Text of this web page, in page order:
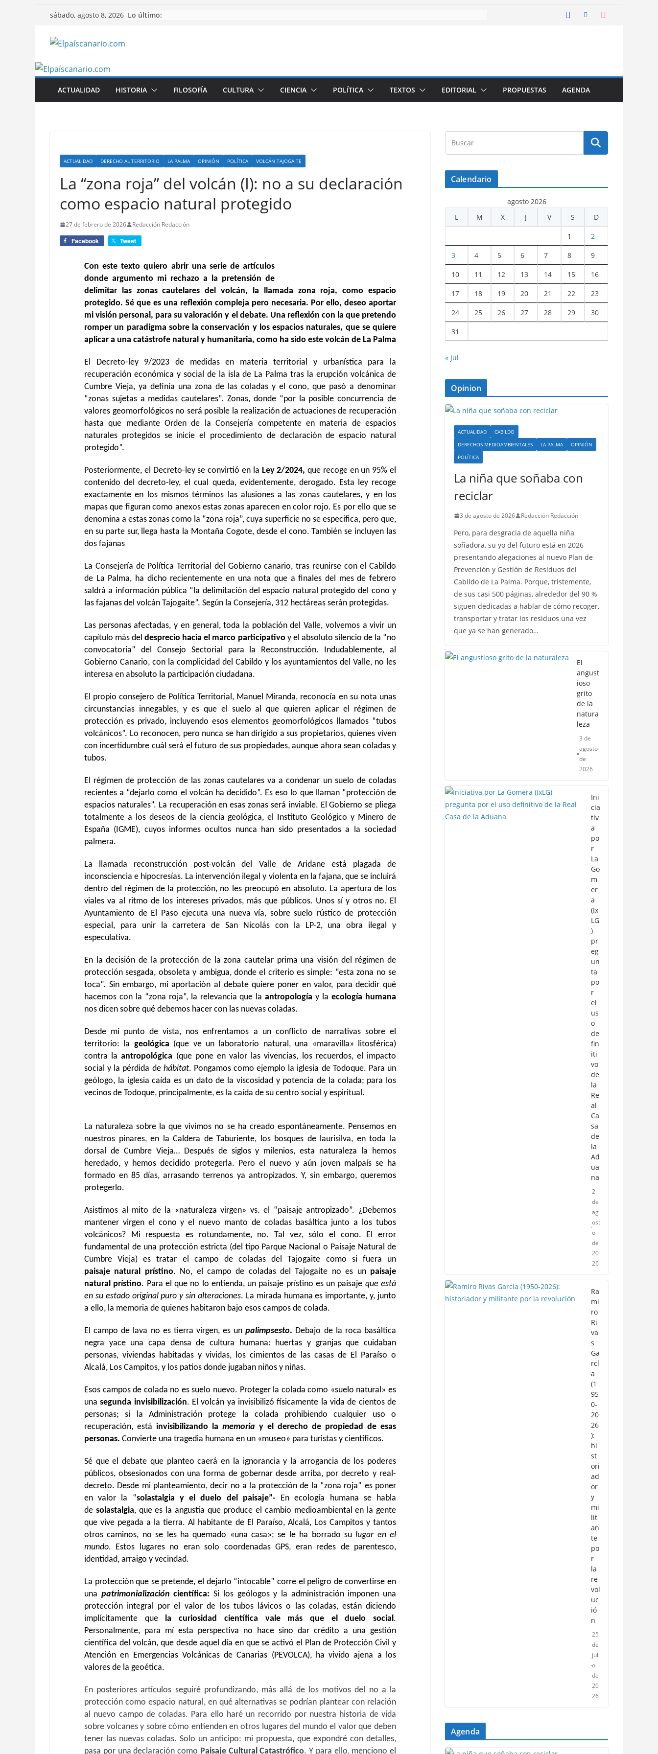
Saltar
contenido
sábado, agosto 8, 2026 Lo último:
ACTUALIDAD HISTORIA FILOSOFÍA CULTURA CIENCIA POLÍTICA TEXTOS EDITORIAL PROPUESTAS AGENDA
ACTUALIDAD DERECHO AL TERRITORIO LA PALMA OPINIÓN POLÍTICA VOLCÁN TAJOGAITE
La “zona roja” del volcán (I): no a su declaración
como espacio natural protegido
27 de febrero de 2026 Redacción Redacción
Facebook Tweet
Con este texto quiero abrir una serie de artículos
donde argumento mi rechazo a la pretensión de
delimitar las zonas cautelares del volcán, la llamada zona roja, como espacio
protegido. Sé que es una reflexión compleja pero necesaria. Por ello, deseo aportar
mi visión personal, para su valoración y el debate. Una reflexión con la que pretendo
romper un paradigma sobre la conservación y los espacios naturales, que se quiere
aplicar a una catástrofe natural y humanitaria, como ha sido este volcán de La Palma
El Decreto-ley 9/2023
de medidas en materia territorial y urbanística para la
recuperación económica y social de la isla de La Palma tras la erupción volcánica de
Cumbre Vieja, ya definía una zona de las coladas y el cono, que pasó a denominar
“zonas sujetas a medidas cautelares”. Zonas, donde “por la posible concurrencia de
valores geomorfológicos no será posible la realización de actuaciones de recuperación
hasta que mediante Orden de la Consejería competente en materia de espacios
naturales protegidos se inicie el procedimiento de declaración de espacio natural
protegido”.
Posteriormente, el Decreto-ley se convirtió en la Ley 2/2024,que recoge en un 95% el
contenido del decreto-ley, el cual queda, evidentemente, derogado. Esta ley recoge
exactamente en los mismos términos las alusiones a las zonas cautelares, y en los
mapas que figuran como anexos estas zonas aparecen en color rojo. Es por ello que se
denomina a estas zonas como la “zona roja”, cuya superficie no se especifica, pero que,
en su parte sur, llega hasta la Montaña Cogote, desde el cono. También se incluyen las
dos fajanas
La Consejería de Política Territorial del Gobierno canario, tras reunirse con el Cabildo
de La Palma, ha dicho recientemente en una nota que a finales del mes de febrero
saldrá a información pública “la delimitación del espacio natural protegido del cono y
las fajanas del volcán Tajogaite”. Según la Consejería, 312 hectáreas serán protegidas.
Las personas afectadas, y en general, toda la población del Valle, volvemos a vivir un
capítulo más deldesprecio hacia el marco participativoy el absoluto silencio de la “no
convocatoria” del Consejo Sectorial para la Reconstrucción. Indudablemente, al
Gobierno Canario, con la complicidad del Cabildo y los ayuntamientos del Valle, no les
interesa en absoluto la participación ciudadana.
El propio consejero de Política Territorial, Manuel Miranda, reconocía en su nota unas
circunstancias innegables, y es que el suelo al que quieren aplicar el régimen de
protección es privado, incluyendo esos elementos geomorfológicos llamados “tubos
volcánicos”. Lo reconocen, pero nunca se han dirigido a sus propietarios, quienes viven
con incertidumbre cuál será el futuro de sus propiedades, aunque ahora sean coladas y
tubos.
El régimen de protección de las zonas cautelares va a condenar un suelo de coladas
recientes a “dejarlo como el volcán ha decidido”. Es eso lo que llaman “protección de
espacios naturales”. La recuperación en esas zonas será inviable. El Gobierno se pliega
totalmente a los deseos de la ciencia geológica, el Instituto Geológico y Minero de
España (IGME), cuyos informes ocultos nunca han sido presentados a la sociedad
palmera.
La llamada reconstrucción post-volcán del Valle de Aridane está plagada de
inconsciencia e hipocresías. La intervención ilegal y violenta en la fajana, que se incluirá
dentro del régimen de la protección, no les preocupó en absoluto. La apertura de los
viales va al ritmo de los intereses privados, más que públicos. Unos sí y otros no. El
Ayuntamiento de El Paso ejecuta una nueva vía, sobre suelo rústico de protección
especial, para unir la carretera de San Nicolás con la LP-2, una obra ilegal y
especulativa.
En la decisión de la protección de la zona cautelar prima una visión del régimen de
protección sesgada, obsoleta y ambigua, donde el criterio es simple: “esta zona no se
toca”. Sin embargo, mi aportación al debate quiere poner en valor, para decidir qué
hacemos con la “zona roja”, la relevancia que laantropología y laecología humana
nos dicen sobre qué debemos hacer con las nuevas coladas.
Desde mi punto de vista, nos enfrentamos a un conflicto de narrativas sobre el
territorio: la geológica (que ve un laboratorio natural, una «maravilla» litosférica)
contra laantropológica (que pone en valor las vivencias, los recuerdos, el impacto
social y la pérdida de hábitat. Pongamos como ejemplo la iglesia de Todoque. Para un
geólogo, la iglesia caída es un dato de la viscosidad y potencia de la colada; para los
vecinos de Todoque, principalmente, es la caída de su centro social y espiritual.
La naturaleza sobre la que vivimos no se ha creado espontáneamente. Pensemos en
nuestros pinares, en la Caldera de Taburiente, los bosques de laurisilva, en toda la
dorsal de Cumbre Vieja… Después de siglos y milenios, esta naturaleza la hemos
heredado, y hemos decidido protegerla. Pero el nuevo y aún joven malpaís se ha
formado en 85 días, arrasando terrenos ya antropizados. Y, sin embargo, queremos
protegerlo.
Asistimos al mito de la «naturaleza virgen» vs. el “paisaje antropizado”. ¿Debemos
mantener virgen el cono y el nuevo manto de coladas basáltica junto a los tubos
volcánicos? Mi respuesta es rotundamente, no. Tal vez, sólo el cono. El error
fundamental de una protección estricta (del tipo Parque Nacional o Paisaje Natural de
Cumbre Vieja) es tratar el campo de coladas del Tajogaite como si fuera un
paisaje natural prístino. No, el campo de coladas del Tajogaite no es un paisaje
natural prístino. Para el que no lo entienda, un paisaje prístino es un paisaje que está
en su estado original puro y sin alteraciones. La mirada humana es importante, y, junto
a ello, la memoria de quienes habitaron bajo esos campos de colada.
El campo de lava no es tierra virgen, es unpalimpsesto. Debajo de la roca basáltica
negra yace una capa densa de cultura humana: huertas y granjas que cuidaban
personas, viviendas habitadas y vividas, los cimientos de las casas de El Paraíso o
Alcalá, Los Campitos, y los patios donde jugaban niños y niñas.
Esos campos de colada no es suelo nuevo. Proteger la colada como «suelo natural» es
unasegunda invisibilización. El volcán ya invisibilizó físicamente la vida de cientos de
personas; si la Administración protege la colada prohibiendo cualquier uso o
recuperación, está invisibilizando la memoria y el derecho de propiedad de esas
personas. Convierte una tragedia humana en un «museo» para turistas y científicos.
Sé que el debate que planteo caerá en la ignorancia y la arrogancia de los poderes
públicos, obsesionados con una forma de gobernar desde arriba, por decreto y real-
decreto. Desde mi planteamiento, decir no a la protección de la “zona roja” es poner
en valor la “solastalgia y el duelo del paisaje”-
En ecología humana se habla
de solastalgia, que es la angustia que produce el cambio medioambiental en la gente
que vive pegada a la tierra. Al habitante de El Paraíso, Alcalá, Los Campitos y tantos
otros caminos, no se les ha quemado «una casa»; se le ha borrado sulugar en el
mundo. Estos lugares no eran solo coordenadas GPS, eran redes de parentesco,
identidad, arraigo y vecindad.
La protección que se pretende, el dejarlo “intocable” corre el peligro de convertirse en
una patrimonialización científica: Si los geólogos y la administración imponen una
protección integral por el valor de los tubos lávicos o las coladas, están diciendo
implícitamente que
la curiosidad científica vale más que el duelo social .
Personalmente, para mí esta perspectiva no hace sino dar crédito a una gestión
científica del volcán, que desde aquel día en que se activó el Plan de Protección Civil y
Atención en Emergencias Volcánicas de Canarias (PEVOLCA), ha vivido ajena a los
valores de la geoética.
En posteriores artículos seguiré profundizando, más allá de los motivos del no a la
protección como espacio natural, en qué alternativas se podrían plantear con relación
al nuevo campo de coladas. Para ello haré un recorrido por nuestra historia de vida
sobre volcanes y sobre cómo entienden en otros lugares del mundo el valor que deben
tener las nuevas coladas. Solo un anticipo: mi propuesta, que expondré con detalles,
pasa por una declaración como Paisaje Cultural Catastrófico. Y para ello, menciono el
Calendario
agosto 2026
L
M X J V S D
1 2
3 4 5 6 7 8 9
10 11 12 13 14 15 16
17 18 19 20 21 22 23
24 25 26 27 28 29 30
31
« Jul
Opinion
ACTUALIDAD
CABILDO
DERECHOS MEDIOAMBIENTALES
LA PALMA
OPINIÓN
POLÍTICA
La niña que soñaba con
reciclar
3 de agosto de 2026 Redacción Redacción
Pero, para desgracia de aquella niña
soñadora, su yo del futuro está en 2026
presentando alegaciones al nuevo Plan de
Prevención y Gestión de Residuos del
Cabildo de La Palma. Porque, tristemente,
de sus casi 500 páginas, alrededor del 90 %
siguen dedicadas a hablar de cómo recoger,
transportar y tratar los residuos una vez
que ya se han generado…
El
angust
ioso
grito
de la
natura
leza
3 de
agosto
de
2026
Ini
cia
tiv
a
po
r
La
Go
m
er
a
(Ix
LG
)
pr
eg
un
ta
po
r
el
us
o
de
fin
iti
vo
de
la
Re
al
Ca
sa
de
la
Ad
ua
na
2
de
ag
ost
o
de
20
26
Ra
mi
ro
Ri
va
s
Ga
rcí
a
(1
95
0-
20
26
):
hi
st
ori
ad
or
y
mi
lit
an
te
po
r
la
re
vol
uc
ió
n
25
de
juli
o
de
20
26
Agenda